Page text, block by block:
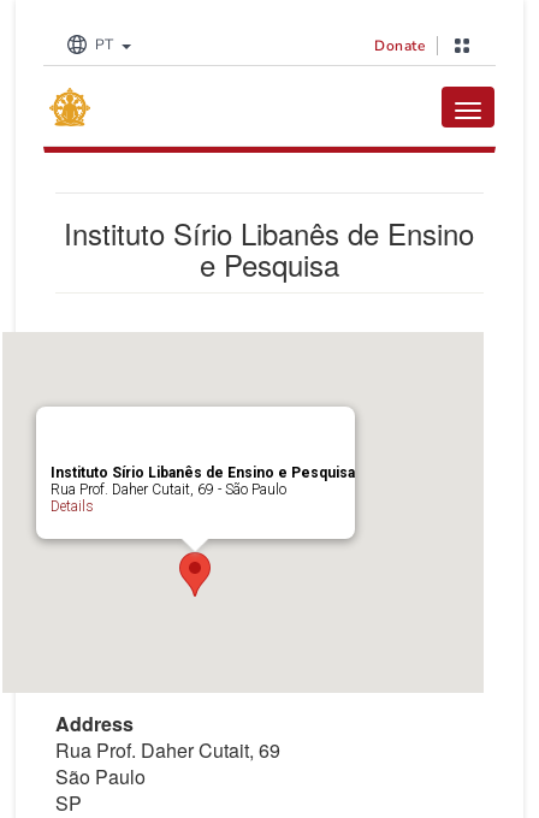
PT Donate
Toggle
Instituto Sírio Libanês de Ensino
e Pesquisa
Instituto Sírio Libanês de Ensino e Pesquisa
Rua Prof. Daher Cutait, 69 - São Paulo
Details
Address
Rua Prof. Daher Cutait, 69
São Paulo
SP